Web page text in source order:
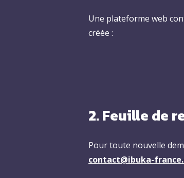
Une plateforme web
créée :
2. Feuille de
Pour toute nouvelle
contact@ibuka-